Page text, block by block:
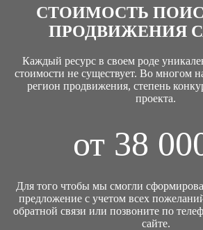
СТОИМОСТЬ
ПРОДВИЖЕНИЯ
Каждый ресурс в своем роде
стоимости не существует. Во многом
регион продвижения, степень
проекта.
от 38
Для того чтобы мы смогли
предложение с учетом всех
обратной связи или позвоните по
сайте.